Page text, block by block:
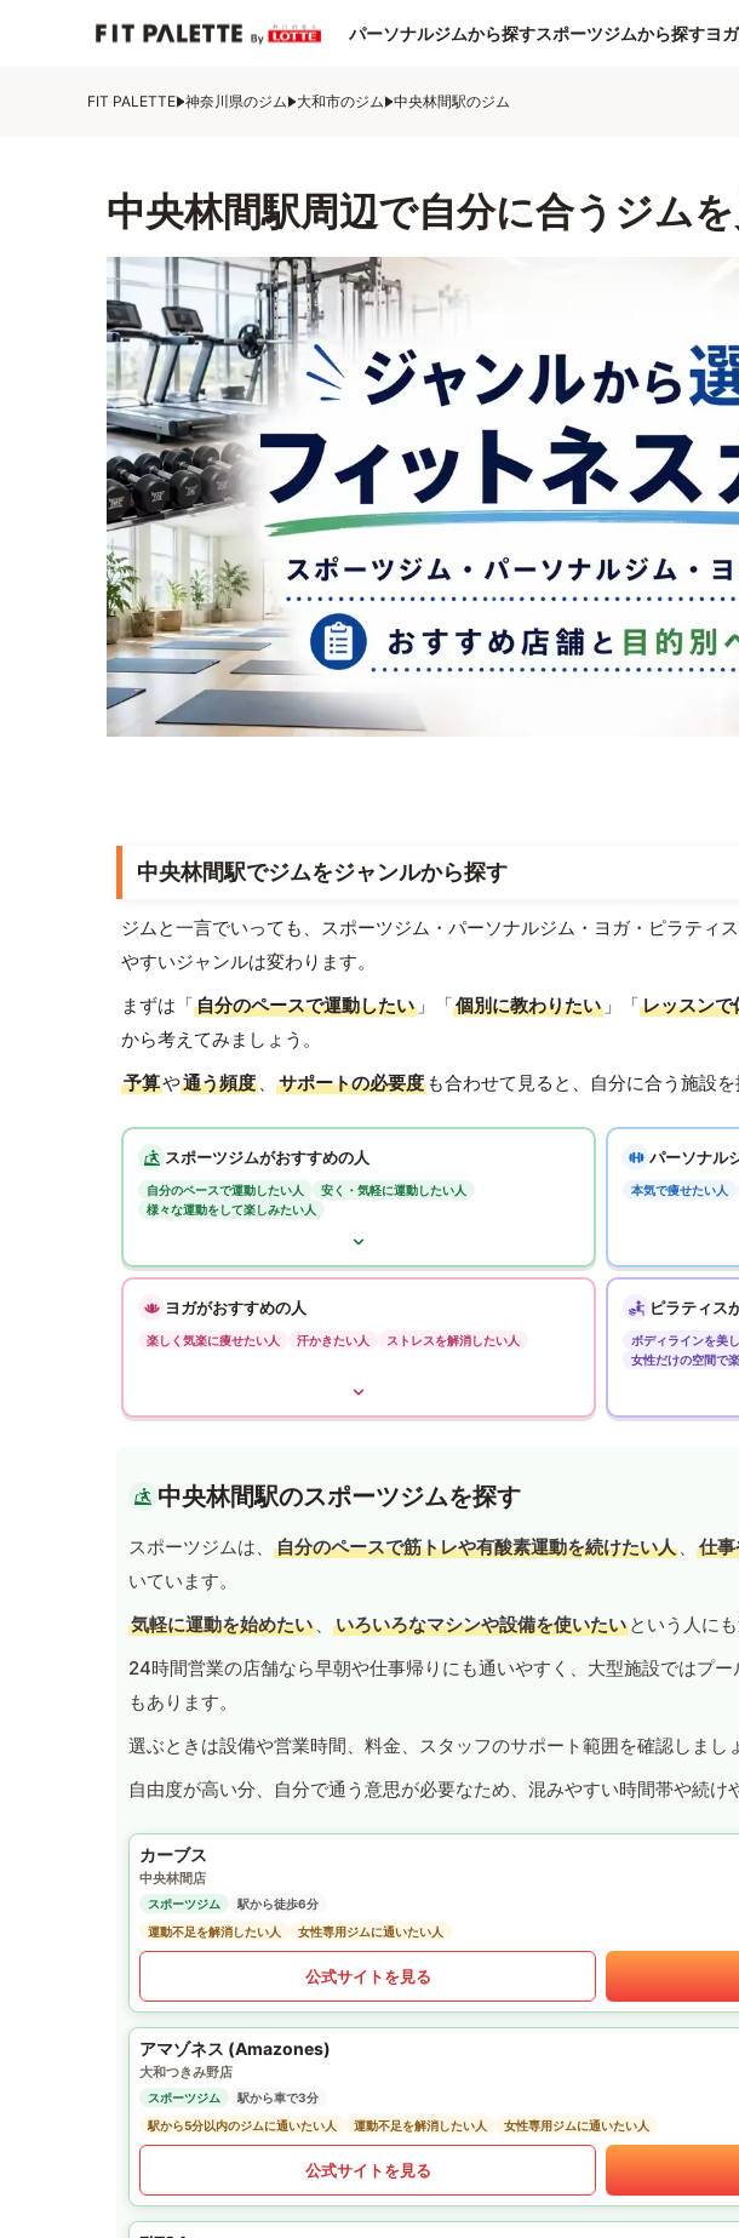
パーソナルジムから探すスポーツジムから探すヨ
FIT PALETTE 神奈川県のジム 大和市のジム 中央林間駅のジム
中央林間駅周辺で自分に合うジム
中央林間駅でジムをジャンルから探す
ジムと一言でいっても、スポーツジム・パーソナルジム・ヨガ・ピラティ
やすいジャンルは変わります。
まずは「自分のペースで運動したい 」「個別に教わりたい 」「レッスンで
から考えてみましょう。
予算や通う頻度 、 サポートの必要度 も合わせて見ると、自分に合う施設を
スポーツジムがおすすめの人
自分のペースで運動したい人
安く・気軽に運動したい人
様々な運動をして楽しみたい人
パーソナル
本気で痩せたい人
ヨガがおすすめの人
楽しく気楽に痩せたい人 汗かきたい人 ストレスを解消したい人
ピラティス
ボディラインを美
女性だけの空間で
中央林間駅のスポーツジムを探す
スポーツジムは、 自分のペースで筋トレや有酸素運動を続けたい人 、 仕
いています。
気軽に運動を始めたい 、 いろいろなマシンや設備を使いたい という人に
24時間営業の店舗なら早朝や仕事帰りにも通いやすく、大型施設ではプ
もあります。
選ぶときは設備や営業時間、料金、スタッフのサポート範囲を確認しまし
自由度が高い分、自分で通う意思が必要なため、混みやすい時間帯や続け
カーブス
中央林間店
スポーツジム
駅から徒歩6分
運動不足を解消したい人
女性専用ジムに通いたい人
公式サイトを見る
アマゾネス (Amazones)
大和つきみ野店
スポーツジム
駅から車で3分
駅から5分以内のジムに通いたい人
運動不足を解消したい人 女性専用ジムに通いたい人
公式サイトを見る